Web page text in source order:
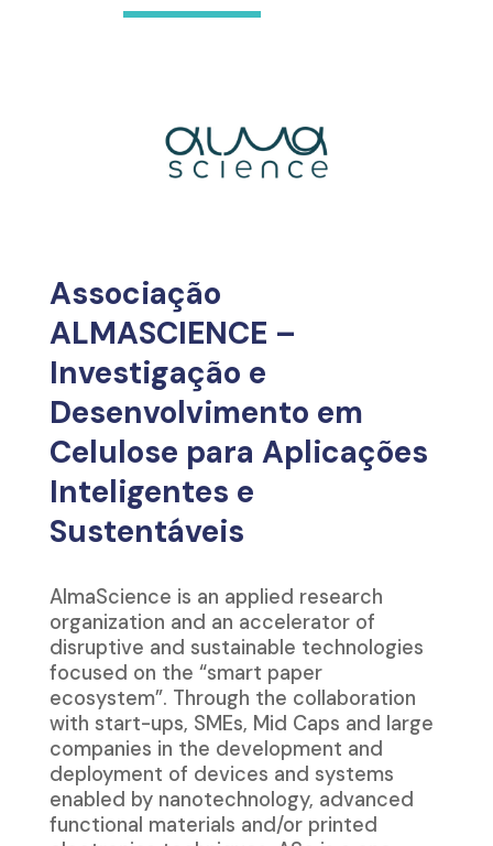
Associação
ALMASCIENCE –
Investigação e
Desenvolvimento em
Celulose para Aplicações
Inteligentes e
Sustentáveis
AlmaScience is an applied research
organization and an accelerator of
disruptive and sustainable technologies
focused on the “smart paper
ecosystem”. Through the collaboration
with start-ups, SMEs, Mid Caps and large
companies in the development and
deployment of devices and systems
enabled by nanotechnology, advanced
functional materials and/or printed